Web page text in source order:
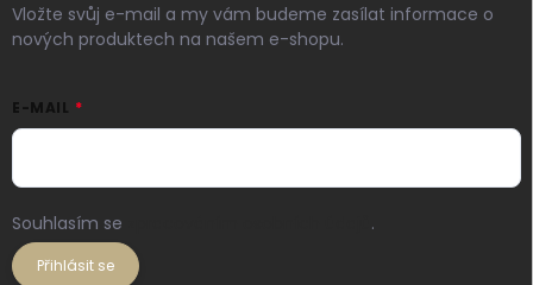
Vložte svůj e-mail a my vám budeme zasílat informace o
nových produktech na našem e-shopu.
E-MAIL
Souhlasím se .
Přihlásit se